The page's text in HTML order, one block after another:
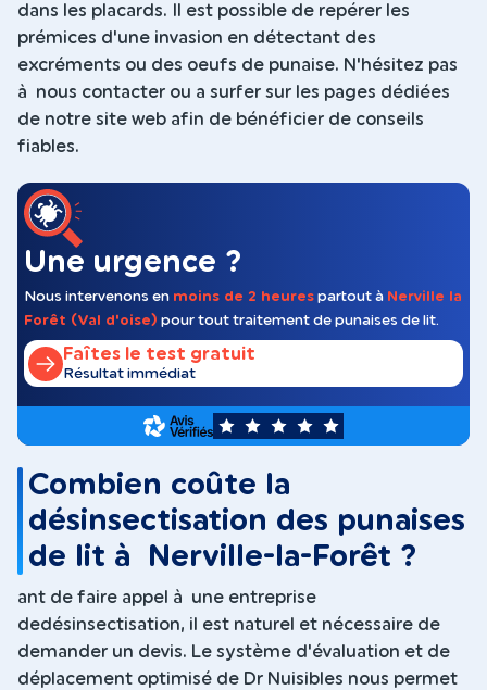
dans les placards. Il est possible de repérer les
prémices d'une invasion en détectant des
excréments ou des oeufs de punaise. N'hésitez pas
à nous contacter ou a surfer sur les pages dédiées
de notre site web afin de bénéficier de conseils
fiables.
Une urgence ?
Nous intervenons en moins de 2 heures partout à Nerville la
Forêt (Val d'oise) pour tout traitement de punaises de lit.
Faîtes le test gratuit
Résultat immédiat
5
Combien coûte la
désinsectisation des punaises
de lit à Nerville-la-Forêt ?
ant de faire appel à une entreprise
dedésinsectisation, il est naturel et nécessaire de
demander un devis. Le système d'évaluation et de
déplacement optimisé de Dr Nuisibles nous permet